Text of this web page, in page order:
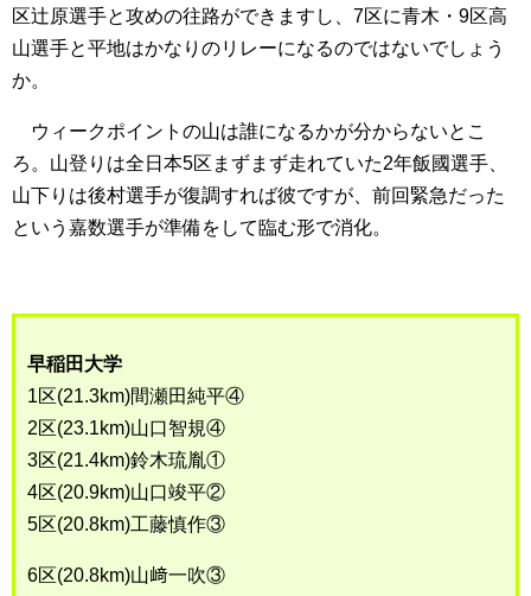
区辻原選手と攻めの往路ができますし、7区に青木・9区高
山選手と平地はかなりのリレーになるのではないでしょう
か。
ウィークポイントの山は誰になるかが分からないとこ
ろ。山登りは全日本5区まずまず走れていた2年飯國選手、
山下りは後村選手が復調すれば彼ですが、前回緊急だった
という嘉数選手が準備をして臨む形で消化。
早稲田大学
1区(21.3km)間瀬田純平④
2区(23.1km)山口智規④
3区(21.4km)鈴木琉胤①
4区(20.9km)山口竣平②
5区(20.8km)工藤慎作③
6区(20.8km)山﨑一吹③